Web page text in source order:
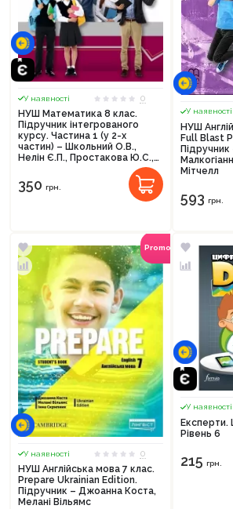
У наявності
0
НУШ Математика 8 клас.
Підручник інтегрованого
курсу. Частина 1 (у 2-х
частин) – Школьний О.В.,
Нелін Є.П., Простакова Ю.С.,
350 грн.
У наявності
НУШ
Full Blast
Підручник
Мітчелл
593 грн.
Promocode
У наявності
0
НУШ Англійська мова 7 клас.
Prepare Ukrainian Edition.
Підручник – Джоанна Коста,
Мелані Вільямс
У наявності
Експерти.
Рівень 6
215 грн.